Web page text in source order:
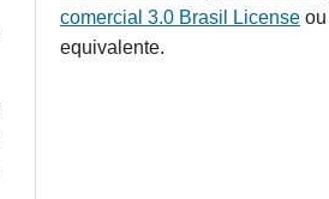
comercial 3.0 Brasil License
equivalente.